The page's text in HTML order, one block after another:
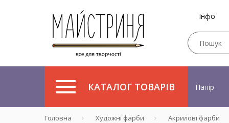
Інфо
КАТАЛОГ ТОВАРІВ Папір
Головна Художні фарби Акрилові фарби